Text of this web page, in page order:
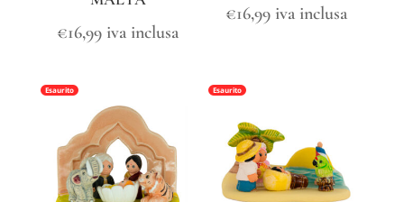
€16,99 iva inclusa
€16,99 iva inclusa
Esaurito Esaurito